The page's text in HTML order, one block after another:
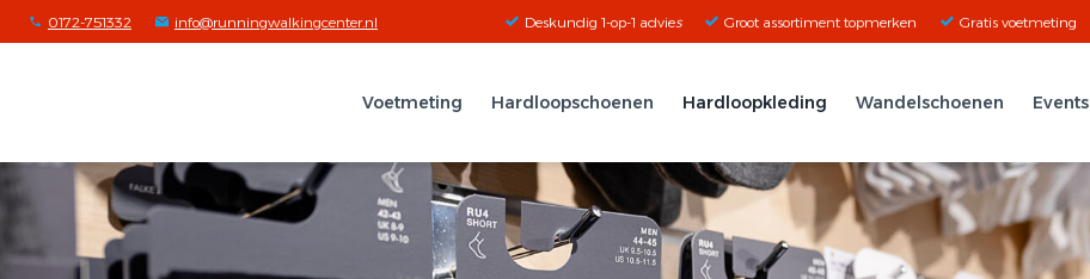
0172-751332 info@runningwalkingcenter.nl Deskundig 1-op-1 advies Groot assortiment topmerken Gratis voetmeting
Voetmeting Hardloopschoenen Hardloopkleding Wandelschoenen Events
Zoeken